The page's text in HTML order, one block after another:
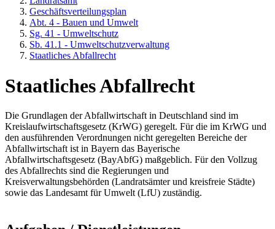
Geschäftsverteilungsplan
Abt. 4 - Bauen und Umwelt
Sg. 41 - Umweltschutz
Sb. 41.1 - Umweltschutzverwaltung
Staatliches Abfallrecht
Staatliches Abfallrecht
Die Grundlagen der Abfallwirtschaft in Deutschland sind im
Kreislaufwirtschaftsgesetz (KrWG) geregelt. Für die im KrWG und
den ausführenden Verordnungen nicht geregelten Bereiche der
Abfallwirtschaft ist in Bayern das Bayerische
Abfallwirtschaftsgesetz (BayAbfG) maßgeblich. Für den Vollzug
des Abfallrechts sind die Regierungen und
Kreisverwaltungsbehörden (Landratsämter und kreisfreie Städte)
sowie das Landesamt für Umwelt (LfU) zuständig.